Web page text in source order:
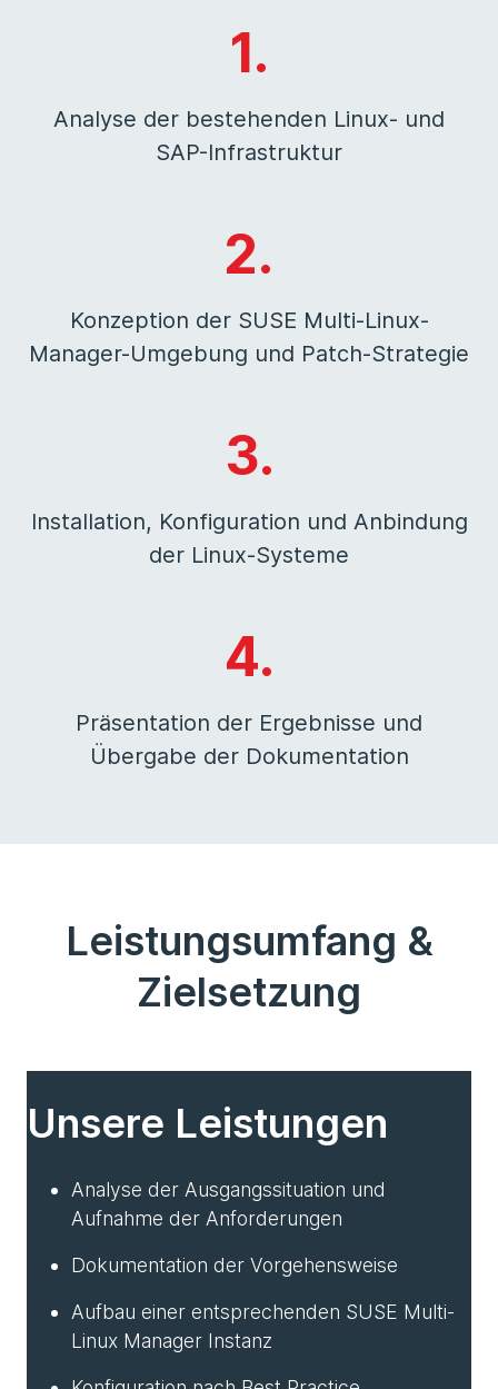
1.
Analyse der bestehenden Linux- und
SAP-Infrastruktur
2.
Konzeption der SUSE Multi-Linux-
Manager-Umgebung und Patch-Strategie
3.
Installation, Konfiguration und Anbindung
der Linux-Systeme
4.
Präsentation der Ergebnisse und
Übergabe der Dokumentation
Leistungsumfang &
Zielsetzung
Unsere Leistungen
Analyse der Ausgangssituation und
Aufnahme der Anforderungen
Dokumentation der Vorgehensweise
Aufbau einer entsprechenden SUSE Multi-
Linux Manager Instanz